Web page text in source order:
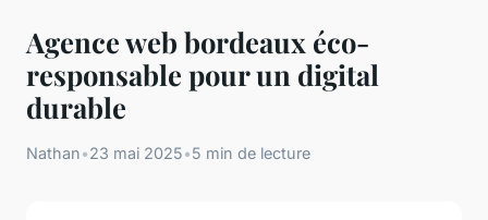
Agence web bordeaux éco-
responsable pour un digital
durable
Nathan•23 mai 2025•5 min de lecture